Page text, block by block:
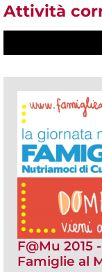
Attività
F@Mu 2015
Famiglie al